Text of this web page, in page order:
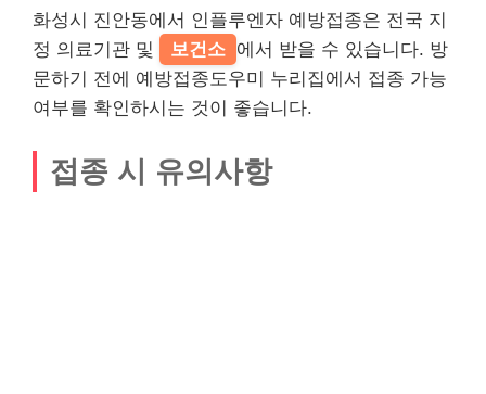
화성시 진안동에서 인플루엔자 예방접종은 전국 지
정 의료기관 및
보건소 에서 받을 수 있습니다. 방
문하기 전에 예방접종도우미 누리집에서 접종 가능
여부를 확인하시는 것이 좋습니다.
접종 시 유의사항